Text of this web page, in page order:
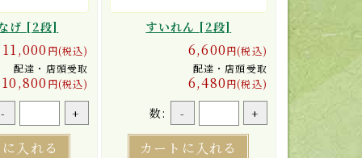
げ [2段]
11,000 円(税込)
配達・店頭受取
10,800 円(税込)
- +
入れる
すいれん [2段]
6,600円(税込)
配達・店頭受取
6,480円(税込)
数: - +
カートに入れる